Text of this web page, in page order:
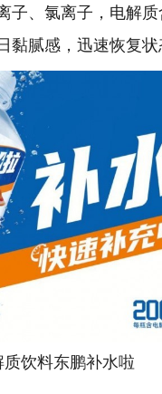
、氯离子，电解
腻感，迅速恢复状
质饮料东鹏补水啦